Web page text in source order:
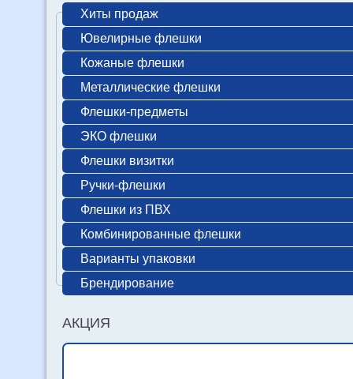
Хиты продаж
Ювелирные флешки
Кожаные флешки
Металлические флешки
Флешки-предметы
ЭКО флешки
Флешки визитки
Ручки-флешки
Флешки из ПВХ
Комбинированные флешки
Варианты упаковки
Брендирование
АКЦИЯ